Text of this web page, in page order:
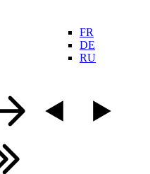
FR
DE
RU